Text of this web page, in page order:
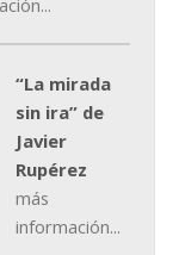
“La mirada
sin ira” de
Javier
Rupérez
más
información...